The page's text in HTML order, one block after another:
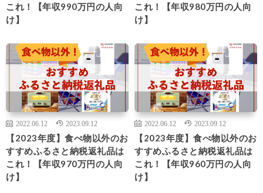
これ！【年収990万円の人向
け】
これ！【年収980万円の人向
け】
2022.06.12 2023.09.12
【2023年度】食べ物以外のお
すすめふるさと納税返礼品は
これ！【年収970万円の人向
け】
2022.06.12 2023.09.12
【2023年度】食べ物以外のお
すすめふるさと納税返礼品は
これ！【年収960万円の人向
け】